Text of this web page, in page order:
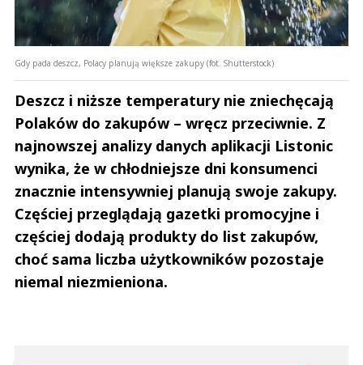
Gdy pada deszcz, Polacy planują większe zakupy (fot. Shutterstock)
Deszcz i niższe temperatury nie zniechęcają
Polaków do zakupów – wręcz przeciwnie. Z
najnowszej analizy danych aplikacji Listonic
wynika, że w chłodniejsze dni konsumenci
znacznie intensywniej planują swoje zakupy.
Częściej przeglądają gazetki promocyjne i
częściej dodają produkty do list zakupów,
choć sama liczba użytkowników pozostaje
niemal niezmieniona.